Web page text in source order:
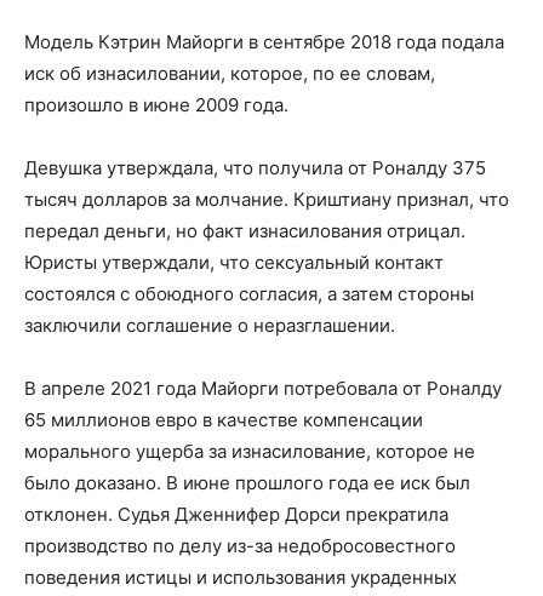
Модель Кэтрин Майорги в сентябре 2018 года подала
иск об изнасиловании, которое, по ее словам,
произошло в июне 2009 года.
Девушка утверждала, что получила от Роналду 375
тысяч долларов за молчание. Криштиану признал, что
передал деньги, но факт изнасилования отрицал.
Юристы утверждали, что сексуальный контакт
состоялся с обоюдного согласия, а затем стороны
заключили соглашение о неразглашении.
В апреле 2021 года Майорги потребовала от Роналду
65 миллионов евро в качестве компенсации
морального ущерба за изнасилование, которое не
было доказано. В июне прошлого года ее иск был
отклонен. Судья Дженнифер Дорси прекратила
производство по делу из-за недобросовестного
поведения истицы и использования украденных